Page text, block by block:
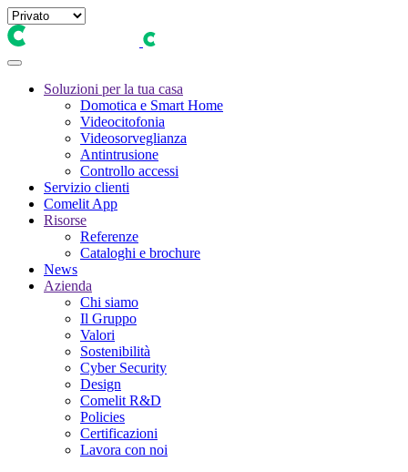
Soluzioni per la tua casa
Domotica e Smart Home
Videocitofonia
Videosorveglianza
Antintrusione
Controllo accessi
Servizio clienti
Comelit App
Risorse
Referenze
Cataloghi e brochure
News
Azienda
Chi siamo
Il Gruppo
Valori
Sostenibilità
Cyber Security
Design
Comelit R&D
Policies
Certificazioni
Lavora con noi